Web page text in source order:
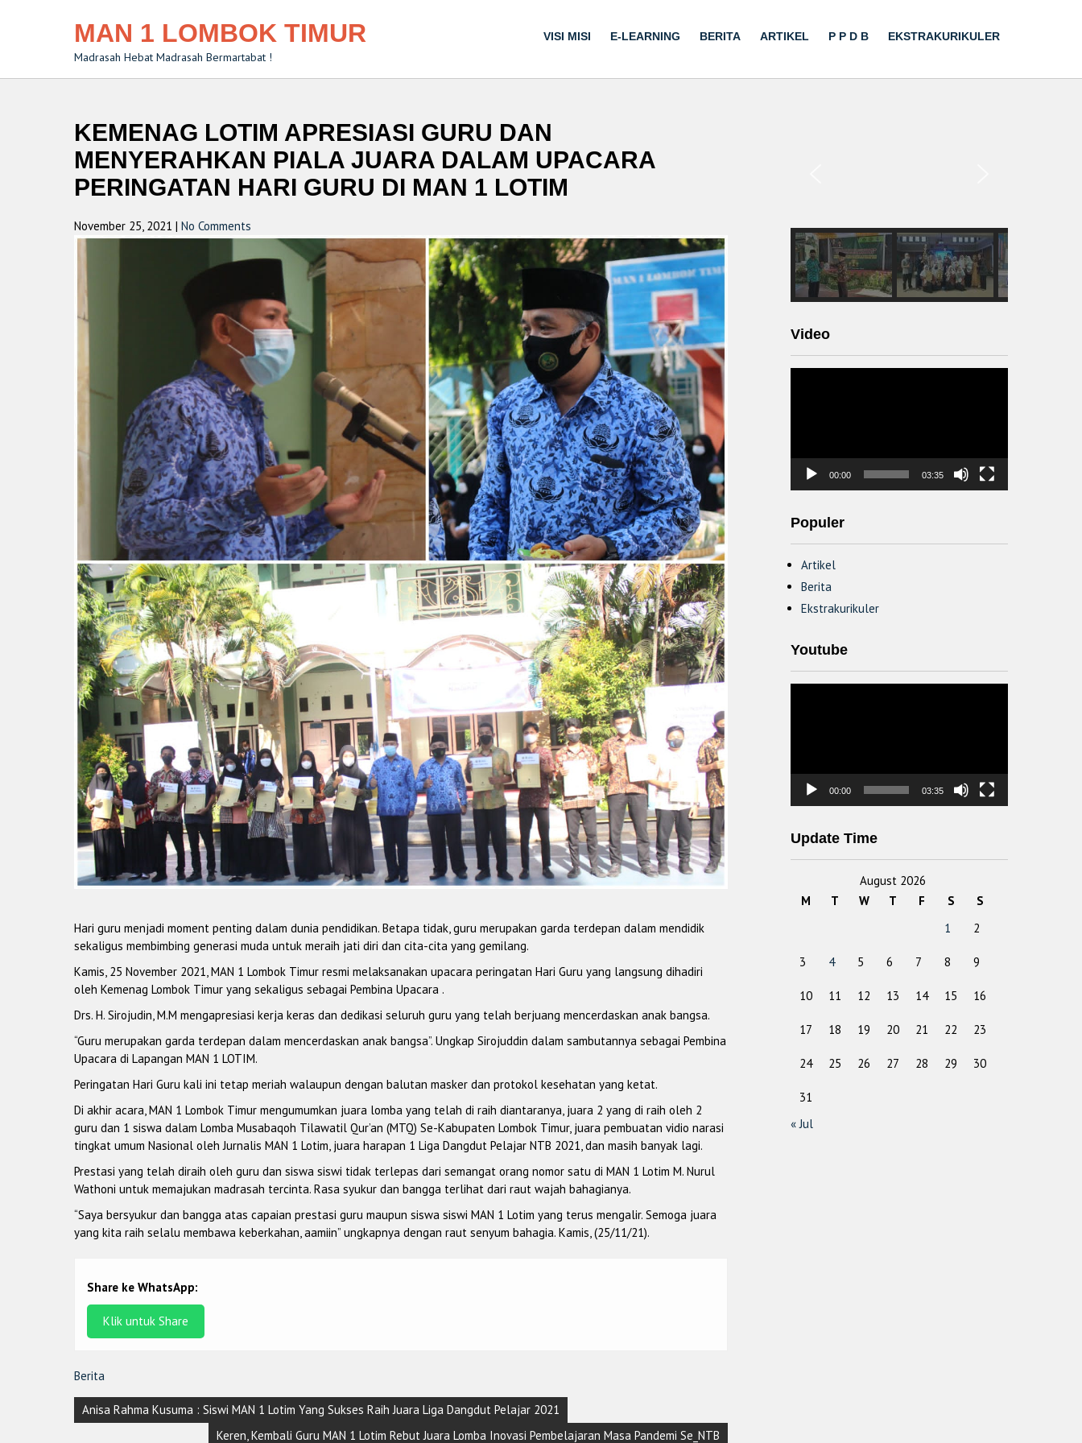
MAN 1 LOMBOK TIMUR
Madrasah Hebat Madrasah Bermartabat !
VISI MISI E-LEARNING BERITA ARTIKEL P P D B EKSTRAKURIKULER
KEMENAG LOTIM APRESIASI GURU DAN
MENYERAHKAN PIALA JUARA DALAM UPACARA
PERINGATAN HARI GURU DI MAN 1 LOTIM
November 25, 2021 | No Comments
Hari guru menjadi moment penting dalam dunia pendidikan. Betapa tidak, guru merupakan garda terdepan dalam mendidik
sekaligus membimbing generasi muda untuk meraih jati diri dan cita-cita yang gemilang.
Kamis, 25 November 2021, MAN 1 Lombok Timur resmi melaksanakan upacara peringatan Hari Guru yang langsung dihadiri
oleh Kemenag Lombok Timur yang sekaligus sebagai Pembina Upacara .
Drs. H. Sirojudin, M.M mengapresiasi kerja keras dan dedikasi seluruh guru yang telah berjuang mencerdaskan anak bangsa.
“Guru merupakan garda terdepan dalam mencerdaskan anak bangsa”. Ungkap Sirojuddin dalam sambutannya sebagai Pembina
Upacara di Lapangan MAN 1 LOTIM.
Peringatan Hari Guru kali ini tetap meriah walaupun dengan balutan masker dan protokol kesehatan yang ketat.
Di akhir acara, MAN 1 Lombok Timur mengumumkan juara lomba yang telah di raih diantaranya, juara 2 yang di raih oleh 2
guru dan 1 siswa dalam Lomba Musabaqoh Tilawatil Qur’an (MTQ) Se-Kabupaten Lombok Timur, juara pembuatan vidio narasi
tingkat umum Nasional oleh Jurnalis MAN 1 Lotim, juara harapan 1 Liga Dangdut Pelajar NTB 2021, dan masih banyak lagi.
Prestasi yang telah diraih oleh guru dan siswa siswi tidak terlepas dari semangat orang nomor satu di MAN 1 Lotim M. Nurul
Wathoni untuk memajukan madrasah tercinta. Rasa syukur dan bangga terlihat dari raut wajah bahagianya.
“Saya bersyukur dan bangga atas capaian prestasi guru maupun siswa siswi MAN 1 Lotim yang terus mengalir. Semoga juara
yang kita raih selalu membawa keberkahan, aamiin” ungkapnya dengan raut senyum bahagia. Kamis, (25/11/21).
Share ke WhatsApp:
Klik untuk Share
Berita
Post
navigation
Anisa Rahma Kusuma : Siswi MAN 1 Lotim Yang Sukses Raih Juara Liga Dangdut Pelajar 2021
Keren, Kembali Guru MAN 1 Lotim Rebut Juara Lomba Inovasi Pembelajaran Masa Pandemi Se_NTB
Video
00:00 03:35
Populer
Artikel
Berita
Ekstrakurikuler
Youtube
00:00 03:35
Update Time
August 2026
M
T W T F S
S
1
2
3 4 5 6 7 8 9
10 11 12 13 14 15 16
17 18 19 20 21 22 23
24 25 26 27 28 29 30
31
« Jul